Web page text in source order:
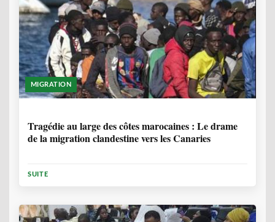
MIGRATION
Tragédie au large des côtes marocaines : Le drame
de la migration clandestine vers les Canaries
SUITE